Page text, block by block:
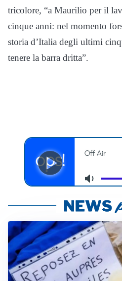
tricolore, “a Maurilio per il
cinque anni: nel momento
storia d’Italia degli ultimi
tenere la barra dritta”.